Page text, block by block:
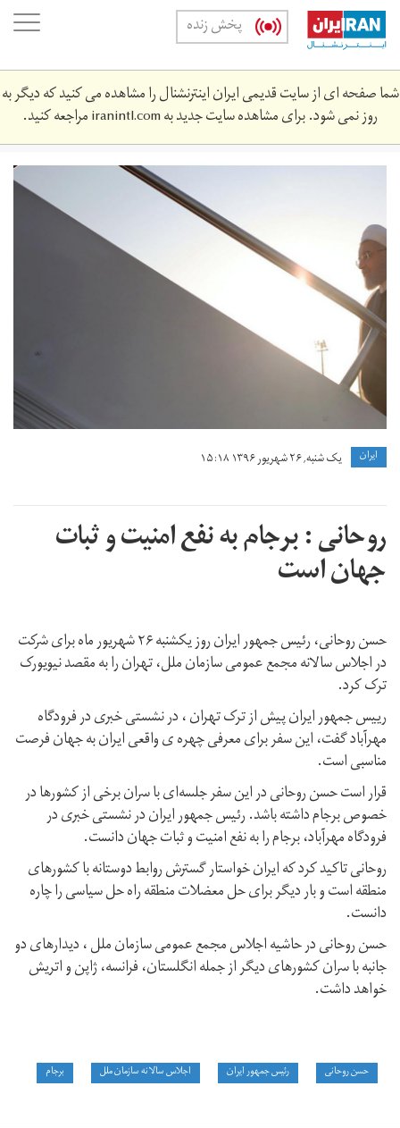
Skip
main
content
پخش زنده
شما صفحه ای از سایت قدیمی ایران اینترنشنال را مشاهده می کنید که دیگر به
روز نمی شود. برای مشاهده سایت جدید بهiranintl.comمراجعه کنید.
n3515272-
6036633.jpg
ايران یک شنبه, ۲۶ شهریور ۱۳۹۶ ۱۵:۱۸
روحانی : برجام به نفع امنیت و ثبات
جهان است
حسن روحانی، رئیس جمهور ایران روز یکشنبه ۲۶ شهریور ماه برای شرکت
در اجلاس سالانه مجمع عمومی سازمان ملل، تهران را به مقصد نیویورک
ترک کرد.
رییس جمهور ایران پیش از ترک تهران ، در نشستی خبری در فرودگاه
مهرآباد گفت، این سفر برای معرفی چهره ی واقعی ایران به جهان فرصت
مناسبی است.
قرار است حسن روحانی در این سفر جلسه‌ای با سران برخی از کشورها در
خصوص برجام داشته باشد. رئیس جمهور ایران در نشستی خبری در
فرودگاه مهرآباد، برجام را به نفع امنیت و ثبات جهان دانست.
روحانی تاکید کرد که ایران خواستار گسترش روابط دوستانه با کشورهای
منطقه است و بار دیگر برای حل معضلات منطقه راه حل سیاسی را چاره
دانست.
حسن روحانی در حاشیه اجلاس مجمع عمومی سازمان ملل ، دیدارهای دو
جانبه با سران کشورهای دیگر از جمله انگلستان، فرانسه، ژاپن و اتریش
خواهد داشت.
حسن روحانی رئیس جمهور ایران اجلاس سالانه سازمان ملل برجام